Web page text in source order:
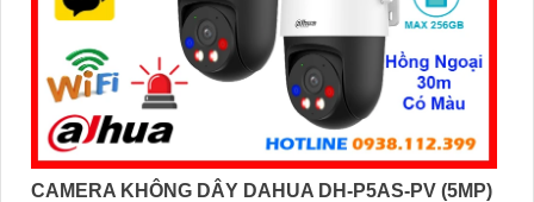
CAMERA KHÔNG DÂY DAHUA DH-P5AS-PV (5MP)